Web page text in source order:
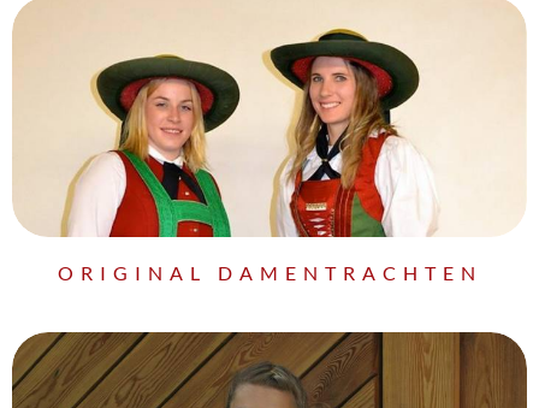
ORIGINAL DAMENTRACHTEN